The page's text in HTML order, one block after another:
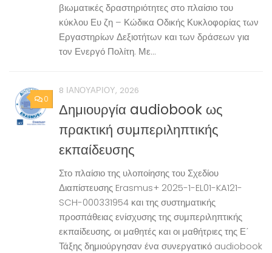
βιωματικές δραστηριότητες στο πλαίσιο του
κύκλου Ευ ζη – Κώδικα Οδικής Κυκλοφορίας των
Εργαστηρίων Δεξιοτήτων και των δράσεων για
τον Ενεργό Πολίτη. Με...
0
8 ΙΑΝΟΥΑΡΊΟΥ, 2026
Δημιουργία audiobook ως
πρακτική συμπεριληπτικής
εκπαίδευσης
Στο πλαίσιο της υλοποίησης του Σχεδίου
Διαπίστευσης Erasmus+ 2025-1-EL01-KA121-
SCH-000331954 και της συστηματικής
προσπάθειας ενίσχυσης της συμπεριληπτικής
εκπαίδευσης, οι μαθητές και οι μαθήτριες της Ε΄
Τάξης δημιούργησαν ένα συνεργατικό audiobook